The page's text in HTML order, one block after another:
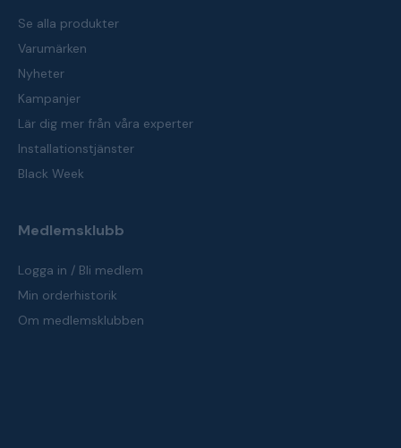
Se alla produkter
Varumärken
Nyheter
Kampanjer
Lär dig mer från våra experter
Installationstjänster
Black Week
Medlemsklubb
Logga in / Bli medlem
Min orderhistorik
Om medlemsklubben